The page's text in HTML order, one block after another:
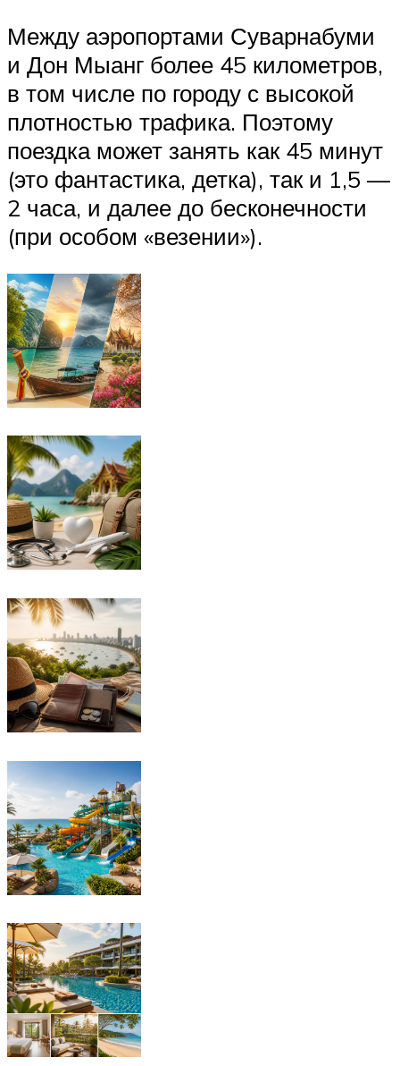
Между аэропортами Суварнабуми
и Дон Мыанг более 45 километров,
в том числе по городу с высокой
плотностью трафика. Поэтому
поездка может занять как 45 минут
(это фантастика, детка), так и 1,5 —
2 часа, и далее до бесконечности
(при особом «везении»).